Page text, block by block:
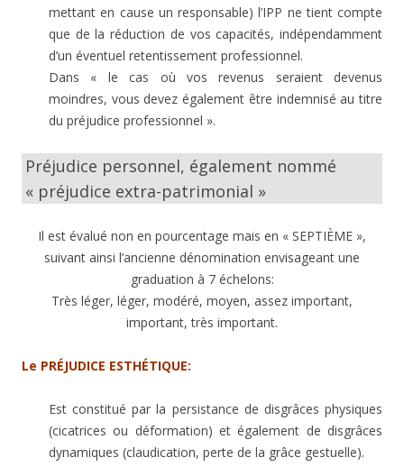
mettant en cause un responsable) l’IPP ne tient compte
que de la réduction de vos capacités, indépendamment
d’un éventuel retentissement professionnel.
Dans « le cas où vos revenus seraient devenus
moindres, vous devez également être indemnisé au titre
du préjudice professionnel ».
Préjudice personnel, également nommé
« préjudice extra-patrimonial »
Il est évalué non en pourcentage mais en « SEPTIÈME »,
suivant ainsi l’ancienne dénomination envisageant une
graduation à 7 échelons:
Très léger, léger, modéré, moyen, assez important,
important, très important.
Le PRÉJUDICE ESTHÉTIQUE:
Est constitué par la persistance de disgrâces physiques
(cicatrices ou déformation) et également de disgrâces
dynamiques (claudication, perte de la grâce gestuelle).